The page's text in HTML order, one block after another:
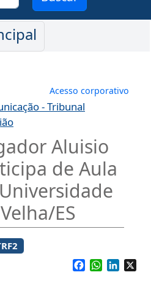
Menu de
Acesso corporativo
- Tribunal
Aluisio
de Aula
ES
Facebook
WhatsApp